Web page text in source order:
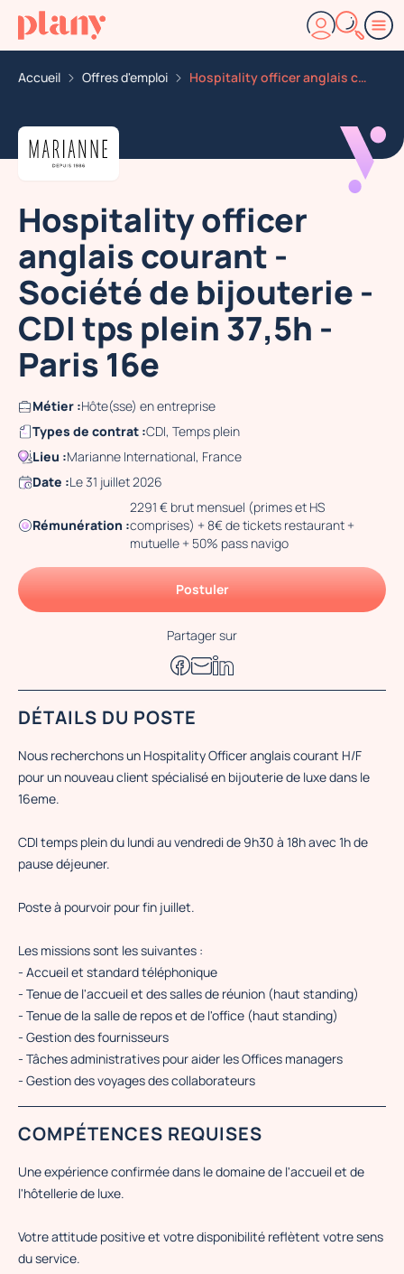
Accueil Offres d'emploi Hospitality officer anglais courant societe de bijoute
Hospitality officer
anglais courant -
Société de bijouterie -
CDI tps plein 37,5h -
Paris 16e
Métier :Hôte(sse) en entreprise
Types de contrat :CDI, Temps plein
Lieu :Marianne International, France
Date :Le 31 juillet 2026
Rémunération :
2291 € brut mensuel (primes et HS
comprises) + 8€ de tickets restaurant +
mutuelle + 50% pass navigo
Postuler
Partager sur
DÉTAILS DU POSTE
Nous recherchons un Hospitality Officer anglais courant H/F
pour un nouveau client spécialisé en bijouterie de luxe dans le
16eme.
CDI temps plein du lundi au vendredi de 9h30 à 18h avec 1h de
pause déjeuner.
Poste à pourvoir pour fin juillet.
Les missions sont les suivantes :
- Accueil et standard téléphonique
- Tenue de l'accueil et des salles de réunion (haut standing)
- Tenue de la salle de repos et de l'office (haut standing)
- Gestion des fournisseurs
- Tâches administratives pour aider les Offices managers
- Gestion des voyages des collaborateurs
COMPÉTENCES REQUISES
Une expérience confirmée dans le domaine de l'accueil et de
l'hôtellerie de luxe.
Votre attitude positive et votre disponibilité reflètent votre sens
du service.